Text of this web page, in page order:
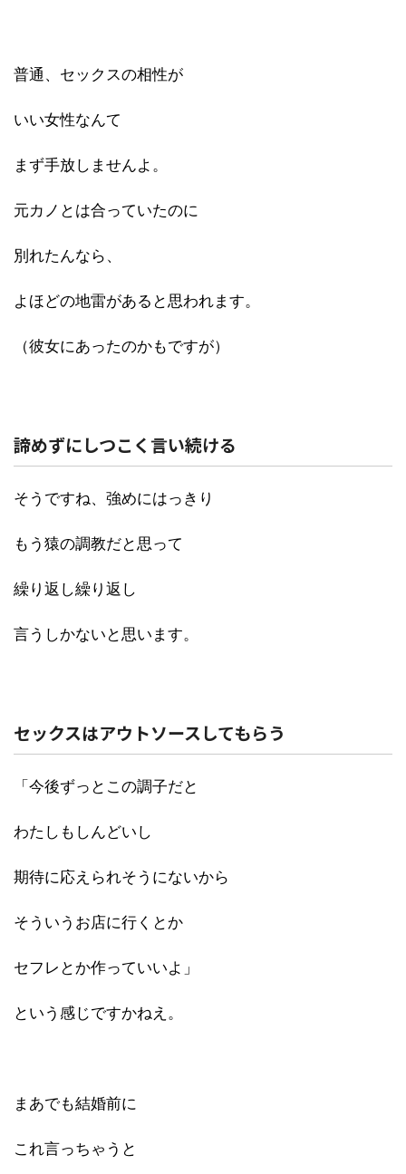
普通、セックスの相性が
いい女性なんて
まず手放しませんよ。
元カノとは合っていたのに
別れたんなら、
よほどの地雷があると思われます。
（彼女にあったのかもですが）
諦めずにしつこく言い続ける
そうですね、強めにはっきり
もう猿の調教だと思って
繰り返し繰り返し
言うしかないと思います。
セックスはアウトソースしてもらう
「今後ずっとこの調子だと
わたしもしんどいし
期待に応えられそうにないから
そういうお店に行くとか
セフレとか作っていいよ」
という感じですかねえ。
まあでも結婚前に
これ言っちゃうと